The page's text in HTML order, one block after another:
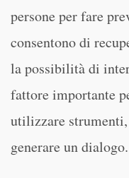
persone per fare
consentono di
la possibilità di
fattore importante
utilizzare
generare un dialogo.